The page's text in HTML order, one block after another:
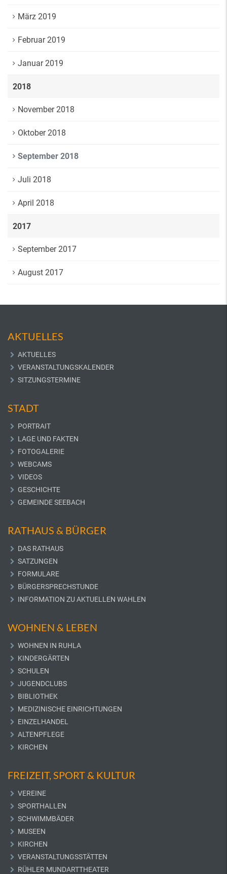
März 2019
Februar 2019
Januar 2019
2018
November 2018
Oktober 2018
September 2018
Juli 2018
April 2018
2017
September 2017
August 2017
AKTUELLES
AKTUELLES
VERANSTALTUNGSKALENDER
SITZUNGSTERMINE
STADT
PORTRAIT
LAGE UND FAKTEN
FOTOGALERIE
WEBCAMS
VIDEOS
GESCHICHTE
GEMEINDE SEEBACH
RATHAUS & BÜRGER
DAS RATHAUS
SATZUNGEN
FORMULARE
BÜRGERSPRECHSTUNDE
INFORMATION ZU AKTUELLEN WAHLEN
WOHNEN & LEBEN
WOHNEN IN RUHLA
KINDERGÄRTEN
SCHULEN
JUGENDCLUBS
BIBLIOTHEK
MEDIZINISCHE EINRICHTUNGEN
EINZELHANDEL
ALTENPFLEGE
KIRCHEN
FREIZEIT, SPORT & KULTUR
VEREINE
SPORTHALLEN
SCHWIMMBÄDER
MUSEEN
KIRCHEN
VERANSTALTUNGSSTÄTTEN
RÜHLER MUNDARTTHEATER